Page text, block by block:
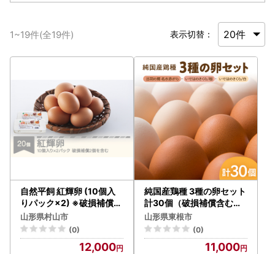
1~19件(全19件) 表示切替：
自然平飼 紅輝卵 (10個入
りパック×2) ※破損補償2
個を含む 卵 たまご 半澤鶏
卵 hk-egkkx20 送料無料
※沖縄・離島への配送不可
山形県村山市
(0)
12,000
純国産鶏種 3種の卵セット
計30個（破損補償含む）
半澤鶏卵 たまご
山形県東根市
(0)
11,000